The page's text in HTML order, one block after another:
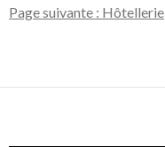
Page suivante : Hôtellerie